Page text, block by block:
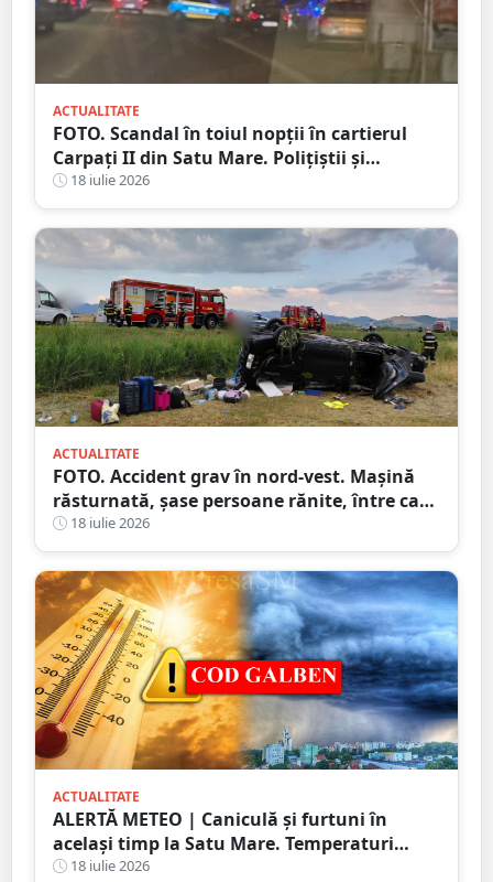
ACTUALITATE
FOTO. Scandal în toiul nopții în cartierul
Carpați II din Satu Mare. Polițiștii și
jandarmii au intervenit după un apel la 112
18 iulie 2026
ACTUALITATE
FOTO. Accident grav în nord-vest. Mașină
răsturnată, șase persoane rănite, între care
doi copii
18 iulie 2026
ACTUALITATE
ALERTĂ METEO | Caniculă și furtuni în
același timp la Satu Mare. Temperaturi
extreme și avertizări de vijelii și grindină
18 iulie 2026